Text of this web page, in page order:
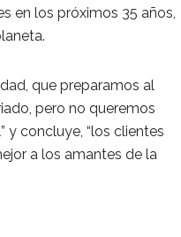
en los próximos 35 años,
que preparamos al
pero no queremos
y concluye, “los clientes
a los amantes de la